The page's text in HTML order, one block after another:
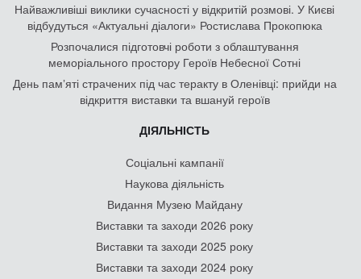
Найважливіші виклики сучасності у відкритій розмові. У Києві
відбудуться «Актуальні діалоги» Ростислава Прокопюка
Розпочалися підготовчі роботи з облаштування
меморіального простору Героїв Небесної Сотні
День памʼяті страчених під час теракту в Оленівці: прийди на
відкриття виставки та вшануй героїв
ДІЯЛЬНІСТЬ
Соціальні кампанії
Наукова діяльність
Видання Музею Майдану
Виставки та заходи 2026 року
Виставки та заходи 2025 року
Виставки та заходи 2024 року